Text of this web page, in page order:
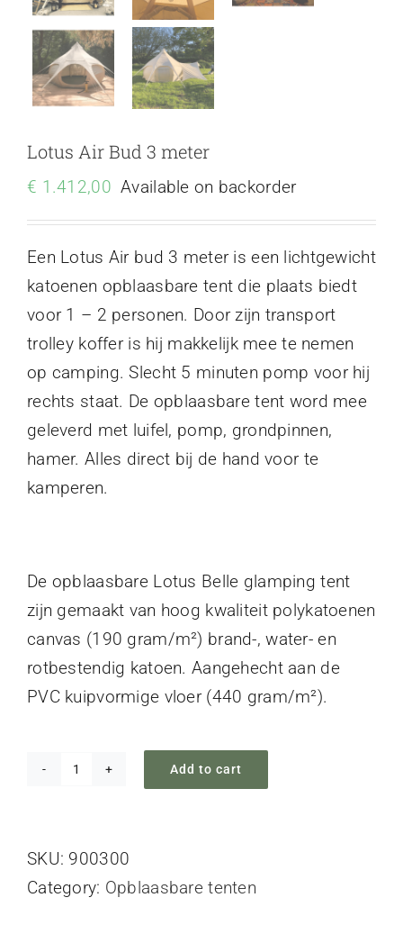
Lotus Air Bud 3 meter
€ 1.412,00 Available on backorder
Een Lotus Air bud 3 meter is een lichtgewicht
katoenen opblaasbare tent die plaats biedt
voor 1 – 2 personen. Door zijn transport
trolley koffer is hij makkelijk mee te nemen
op camping. Slecht 5 minuten pomp voor hij
rechts staat. De opblaasbare tent word mee
geleverd met luifel, pomp, grondpinnen,
hamer. Alles direct bij de hand voor te
kamperen.
De opblaasbare Lotus Belle glamping tent
zijn gemaakt van hoog kwaliteit polykatoenen
canvas (190 gram/m²) brand-, water- en
rotbestendig katoen. Aangehecht aan de
PVC kuipvormige vloer (440 gram/m²).
3
meter
Add to cart
SKU: 900300
Category: Opblaasbare tenten